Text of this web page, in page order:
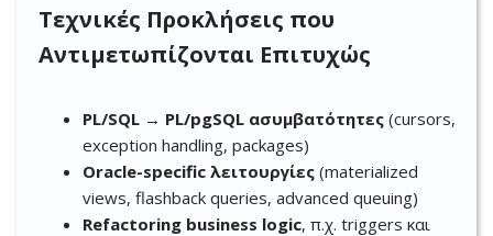
Τεχνικές Προκλήσεις που
Αντιμετωπίζονται Επιτυχώς
PL/SQL → PL/pgSQL ασυμβατότητες (cursors,
exception handling, packages)
Oracle-specific λειτουργίες (materialized
views, flashback queries, advanced queuing)
Refactoring business logic, π.χ. triggers και